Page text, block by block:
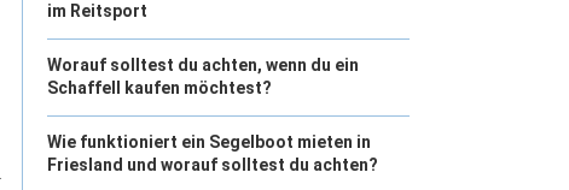
im Reitsport
Worauf solltest du achten, wenn du ein
Schaffell kaufen möchtest?
Wie funktioniert ein Segelboot mieten in
Friesland und worauf solltest du achten?